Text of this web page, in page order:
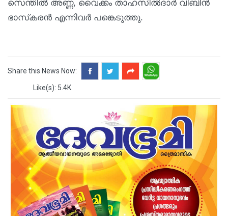
സെന്തിൽ അണ്ണ, വൈക്കം താഹസിൽദാർ വിബിൻ
ഭാസ്‌കരൻ എന്നിവർ പങ്കെടുത്തു.
Share this News Now:
Like(s): 5.4K